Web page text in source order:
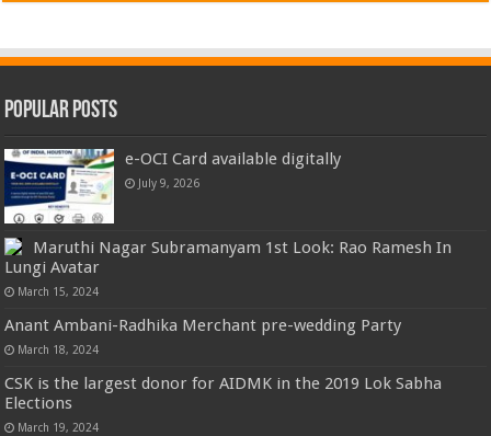
Popular Posts
e-OCI Card available digitally
July 9, 2026
Maruthi Nagar Subramanyam 1st Look: Rao Ramesh In
Lungi Avatar
March 15, 2024
Anant Ambani-Radhika Merchant pre-wedding Party
March 18, 2024
CSK is the largest donor for AIDMK in the 2019 Lok Sabha
Elections
March 19, 2024